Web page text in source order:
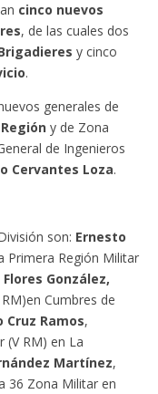
cinco nuevos
, de las cuales dos
y cinco
.
generales de
y de Zona
de Ingenieros
Cervantes Loza.
son: Ernesto
Primera Región Militar
González,
Cumbres de
Cruz Ramos,
(V RM) en La
Martínez,
36 Zona Militar en